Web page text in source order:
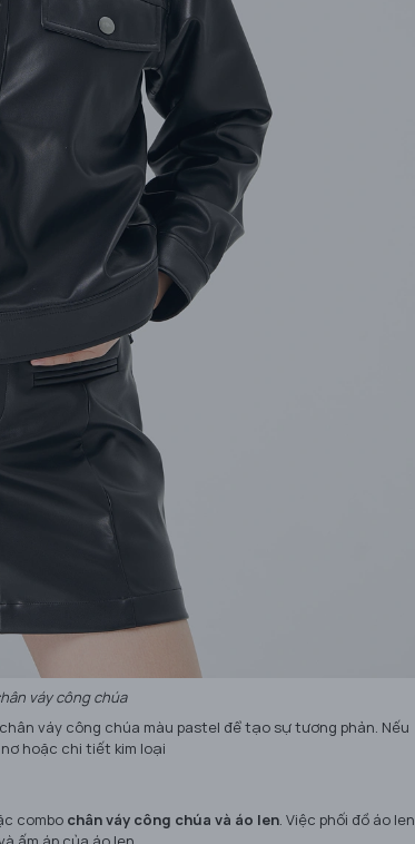
váy công chúa
váy công chúa màu pastel để tạo sự tương phản. Nếu
hoặc chi tiết kim loại
combo chân váy công chúa và áo len. Việc phối đồ áo len